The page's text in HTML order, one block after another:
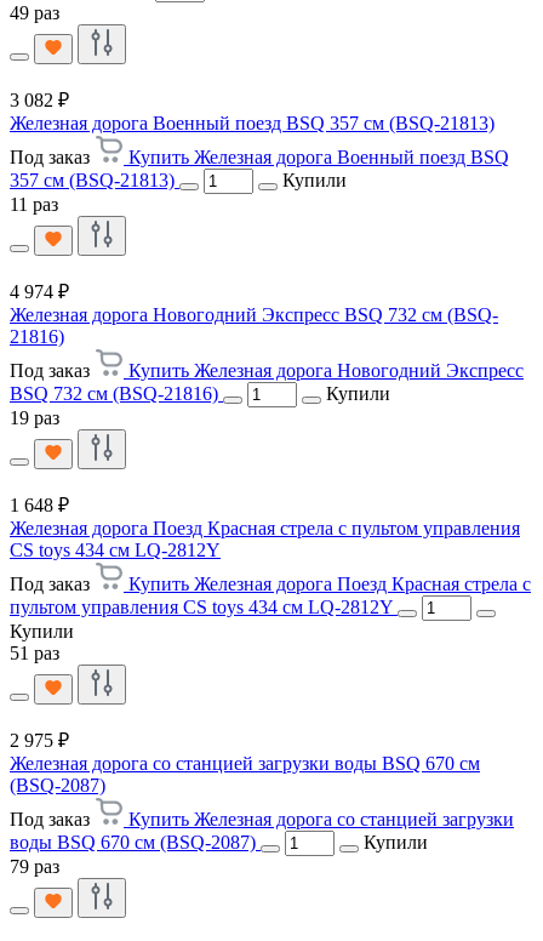
49 раз
3 082 ₽
Железная дорога Военный поезд BSQ 357 см (BSQ-21813)
Под заказ
Купить Железная дорога Военный поезд BSQ
357 см (BSQ-21813)
Купили
11 раз
4 974 ₽
Железная дорога Новогодний Экспресс BSQ 732 см (BSQ-
21816)
Под заказ
Купить Железная дорога Новогодний Экспресс
BSQ 732 см (BSQ-21816)
Купили
19 раз
1 648 ₽
Железная дорога Поезд Красная стрела с пультом управления
CS toys 434 см LQ-2812Y
Под заказ
Купить Железная дорога Поезд Красная стрела с
пультом управления CS toys 434 см LQ-2812Y
Купили
51 раз
2 975 ₽
Железная дорога со станцией загрузки воды BSQ 670 см
(BSQ-2087)
Под заказ
Купить Железная дорога со станцией загрузки
воды BSQ 670 см (BSQ-2087)
Купили
79 раз